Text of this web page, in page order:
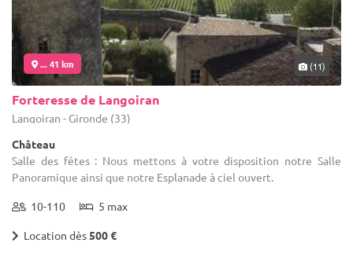
... 41 km (11)
Forteresse de Langoiran
Langoiran - Gironde (33)
Château
Salle des fêtes : Nous mettons à votre disposition notre Salle
Panoramique ainsi que notre Esplanade à ciel ouvert.
10-110 5 max
Location dès500 €